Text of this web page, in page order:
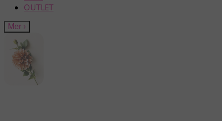
OUTLET
Mer ›